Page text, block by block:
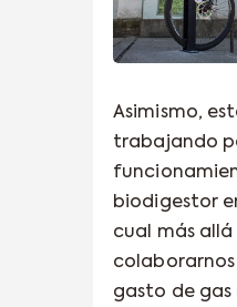
Asimismo,
trabajando
biodigestor
cual más allá
colaborarnos
gasto de gas